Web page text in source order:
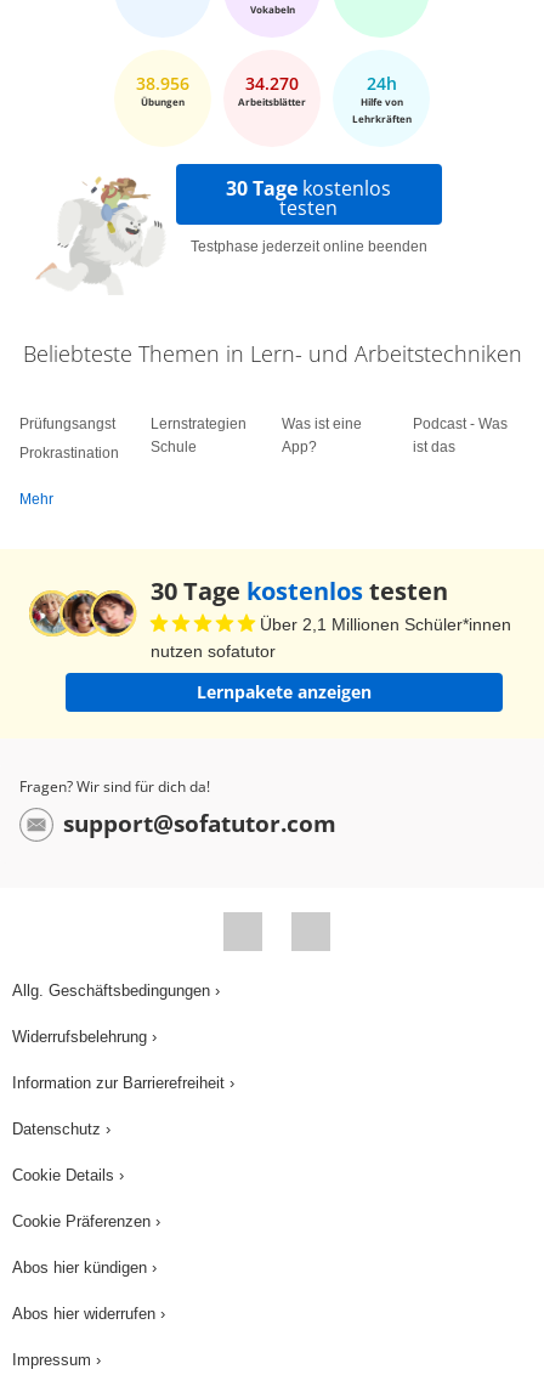
Vokabeln
38.956
Übungen
34.270
Arbeitsblätter
24h
Hilfe von
Lehrkräften
30 Tage kostenlos
testen
Testphase jederzeit online beenden
Beliebteste Themen in Lern- und Arbeitstechniken
Prüfungsangst
Prokrastination
Lernstrategien
Schule
Was ist eine
App?
Podcast - Was
ist das
Mehr
30 Tage kostenlostesten
Über 2,1 Millionen Schüler*innen
nutzen sofatutor
Lernpakete anzeigen
Fragen? Wir sind für dich da!
support@sofatutor.com
Allg. Geschäftsbedingungen ›
Widerrufsbelehrung ›
Information zur Barrierefreiheit ›
Datenschutz ›
Cookie Details ›
Cookie Präferenzen ›
Abos hier kündigen ›
Abos hier widerrufen ›
Impressum ›